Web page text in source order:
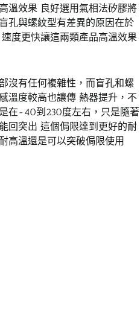
溫效果 良好選用氣相法矽膠將
孔與螺紋型有差異的原因在於
度更快讓這兩類產品高溫效果
沒有任何複雜性，而盲孔和螺
溫度較高也讓傳 熱器提升，不
在-40到230度左右，只是隨著
回突出 這個侷限達到更好的耐
高溫還是可以突破侷限使用